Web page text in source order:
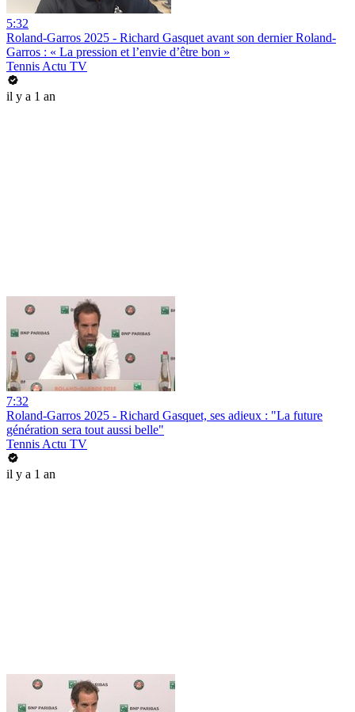
5:32
Roland-Garros 2025 - Richard Gasquet avant son dernier Roland-
Garros : « La pression et l’envie d’être bon »
Tennis Actu TV
il y a 1 an
7:32
Roland-Garros 2025 - Richard Gasquet, ses adieux : "La future
génération sera tout aussi belle"
Tennis Actu TV
il y a 1 an